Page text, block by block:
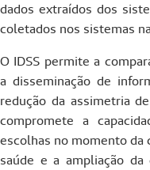
dados extraídos dos
coletados nos sistemas
O IDSS permite a
a disseminação de
redução da assimetria
compromete a
escolhas no momento da
saúde e a ampliação